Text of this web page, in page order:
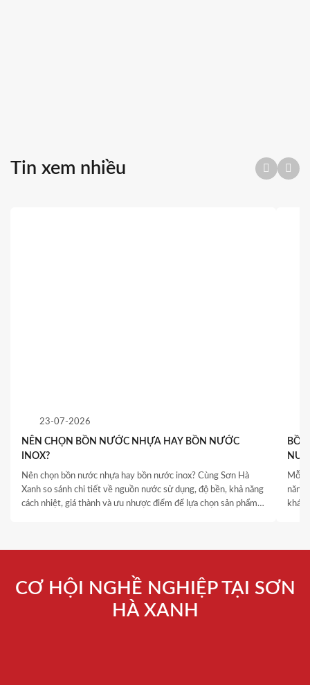
Tin xem nhiều
23-07-2026
NÊN CHỌN BỒN NƯỚC NHỰA HAY BỒN NƯỚC
INOX?
Nên chọn bồn nước nhựa hay bồn nước inox? Cùng Sơn Hà
Xanh so sánh chi tiết về nguồn nước sử dụng, độ bền, khả năng
cách nhiệt, giá thành và ưu nhược điểm để lựa chọn sản phẩm
Mỗi
năng
CƠ HỘI NGHỀ NGHIỆP TẠI SƠN
HÀ XANH